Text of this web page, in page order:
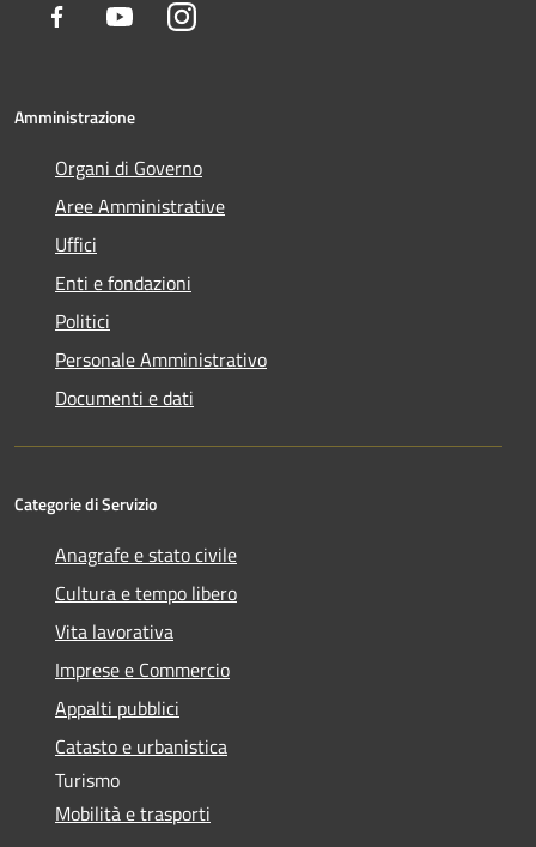
Facebook YoutubeInstagram
Amministrazione
Organi di Governo
Aree Amministrative
Uffici
Enti e fondazioni
Politici
Personale Amministrativo
Documenti e dati
Categorie di Servizio
Anagrafe e stato civile
Cultura e tempo libero
Vita lavorativa
Imprese e Commercio
Appalti pubblici
Catasto e urbanistica
Turismo
Mobilità e trasporti